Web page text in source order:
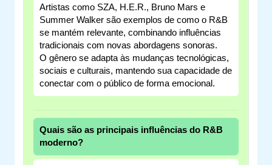
Artistas como SZA, H.E.R., Bruno Mars e
Summer Walker são exemplos de como o R&B
se mantém relevante, combinando influências
tradicionais com novas abordagens sonoras.
O gênero se adapta às mudanças tecnológicas,
sociais e culturais, mantendo sua capacidade de
conectar com o público de forma emocional.
Quais são as principais influências do R&B
moderno?